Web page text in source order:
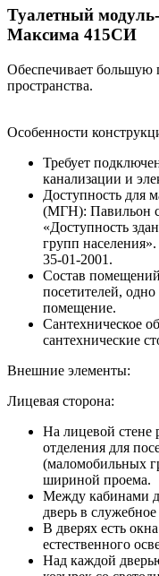
Туалетный
Максима 415СИ
Обеспечивает большую
пространства.
Особенности
Требует
канализации и
Доступность для
(МГН): Павильон
«Доступность
групп
35-01-2001.
Состав
посетителей,
помещение.
Сантехническое
сантехнические
Внешние элементы:
Лицевая сторона:
На лицевой стене
отделения для
(маломобильных
шириной проема.
Между кабинами
дверь в
В дверях есть
естественного
Над каждой